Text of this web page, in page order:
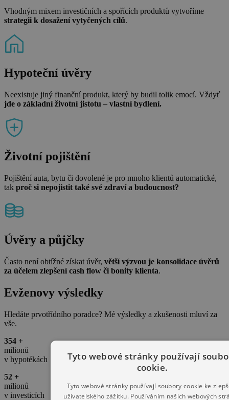
Vhodným mixem investičních a spořících produktů vytvoříme
strategii k dosažení vytyčených cílů.
Hypoteční úvěry
Neexistuje jiný finanční produkt, který by budil tolik emocí. Vždyť
jde o základní životní jistotu – vlastní bydlení.
Životní pojištění
Pojištění auta, bytu či dovolené je pro mnoho klientů automatické,
tak proč si nepojistit také své zdraví a budoucnost?
Úvěry a půjčky
Často není obtížné získat úvěr, větší výzvou je konsolidace úvěrů
za účelem zlepšení cash flow či bonity klienta.
Evženovy výsledky
Hledáte prvotřídního poradce? Mé výsledky a zkušenosti mluví za
vše.
354 +
milionů
v hypotékách
52 +
milionů
v investicích
Tyto webové stránky používají
cookie.
Tyto webové stránky používají soubory cookie ke
uživatelského zážitku. Používáním našich webových